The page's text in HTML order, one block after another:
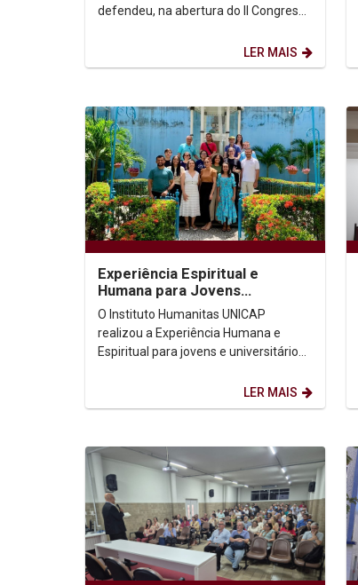
defendeu, na abertura do II Congresso
LER MAIS
Experiência Espiritual e
Humana para Jovens
Universitários
O Instituto Humanitas UNICAP
realizou a Experiência Humana e
Espiritual para jovens e universitários,
LER MAIS